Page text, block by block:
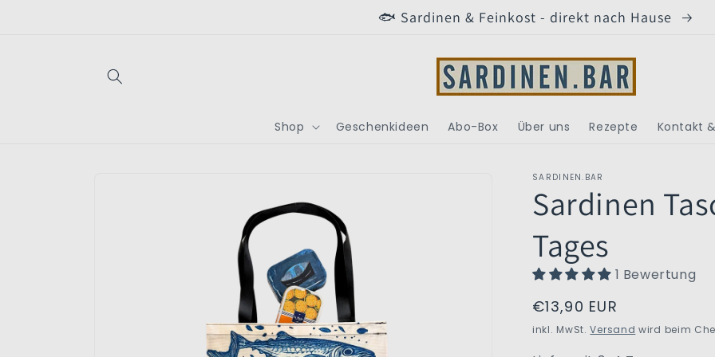
🐟 Sardinen & Feinkost - direkt nach Hause
Shop Geschenkideen Abo-Box Über uns Rezepte Kontakt
SARDINEN.BAR
Sardinen
Tages
1 Bewertung
Normaler
Preis
€13,90 EUR
inkl. MwSt.Versand wird beim